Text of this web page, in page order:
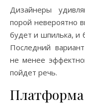
Дизайнеры
порой невероятно
будет и шпилька, и
Последний
не менее
пойдет речь.
Платформа